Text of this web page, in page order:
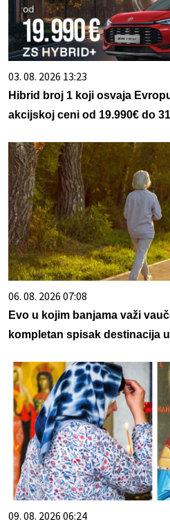
03. 08. 2026 13:23
Hibrid broj 1 koji osvaja
akcijskoj ceni od 19.990€ do
06. 08. 2026 07:08
Evo u kojim banjama važi
kompletan spisak destinacija
09. 08. 2026 06:24